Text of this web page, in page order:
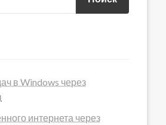
в Windows через
интернета через